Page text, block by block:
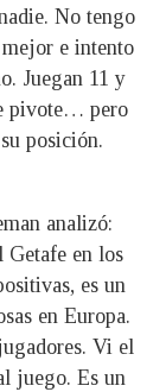
No tengo
e intento
Juegan 11 y
pivote… pero
posición.
analizó:
Getafe en los
es un
en Europa.
Vi el
juego. Es un